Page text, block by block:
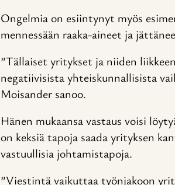
Ongelmia on esiintynyt myös
mennessään raaka-aineet ja
”Tällaiset yritykset ja niiden
negatiivisista yhteiskunnallisista
Moisander sanoo.
Hänen mukaansa vastaus voisi
on keksiä tapoja saada yrityksen
vastuullisia johtamistapoja.
”Viestintä vaikuttaa työnjakoon